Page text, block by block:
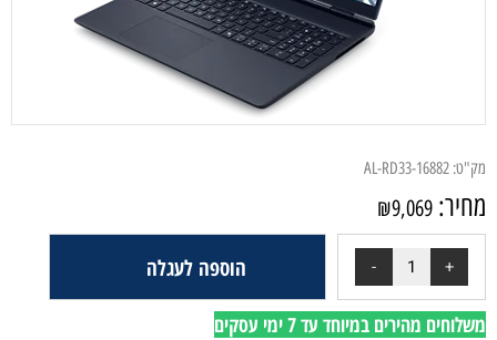
מק"ט: AL-RD33-16882
מחיר: ₪9,069
הוספה לעגלה
משלוחים מהירים במיוחד עד 7 ימי עסקים